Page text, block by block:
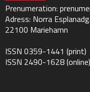
Prenumeration:
Adress: Norra
22100 Mariehamn
ISSN 0359-1441 (print)
ISSN 2490-1628 (online)